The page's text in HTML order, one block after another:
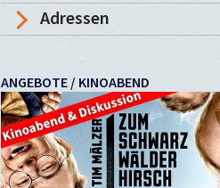
Adressen
ANGEBOTE / KINOABEND